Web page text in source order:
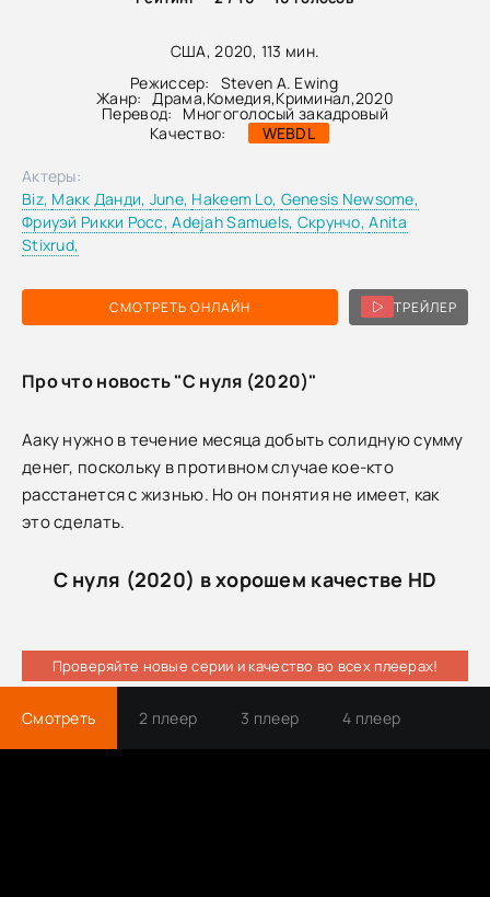
США, 2020, 113 мин.
Режиссер:
Steven A. Ewing
Жанр: Драма,Комедия,Криминал,2020
Перевод:
Многоголосый закадровый
Качество:
WEBDL
СМОТРЕТЬ ОНЛАЙН ТРЕЙЛЕР
Актеры:
Biz, Макк Данди, June, Hakeem Lo, Genesis Newsome,
Фриуэй Рикки Росс,Adejah Samuels, Скрунчо,Anita
Stixrud,
Про что новость "С нуля (2020)"
Ааку нужно в течение месяца добыть солидную сумму
денег, поскольку в противном случае кое-кто
расстанется с жизнью. Но он понятия не имеет, как
это сделать.
С нуля (2020) в хорошем качестве HD
Проверяйте новые серии и качество во всех плеерах!
Смотреть 2 плеер 3 плеер 4 плеер